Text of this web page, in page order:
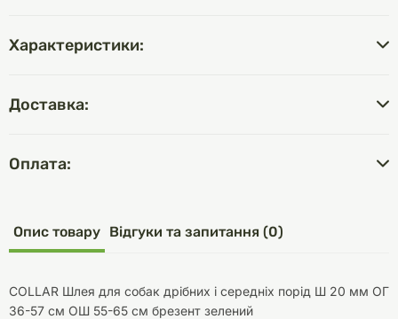
Характеристики:
Доставка:
Оплата:
Опис товару Відгуки та запитання (0)
COLLAR Шлея для собак дрібних і середніх порід Ш 20 мм ОГ
36-57 см ОШ 55-65 см брезент зелений